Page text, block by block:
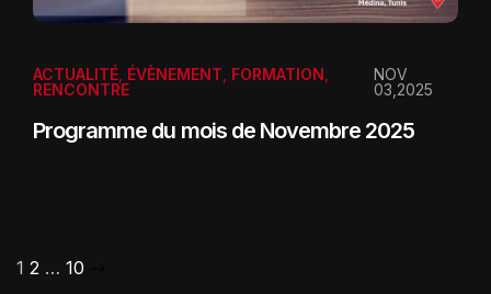
ACTUALITÉ ÉVÈNEMENT FORMATION
RENCONTRE
NOV
03,2025
Programme du mois de Novembre 2025
1 2 … 10